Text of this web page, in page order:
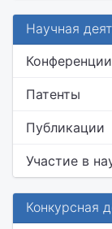
Научная
Конференции
Патенты
Публикации
Участие в
Конкурсная